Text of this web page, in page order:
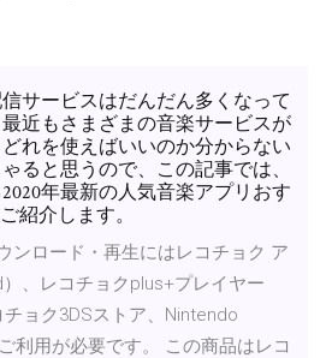
サービスはだんだん多くなって
近もさまざまの音楽サービスが
れを使えばいいのか分からない
ると思うので、この記事では、
年最新の人気音楽アプリおす
紹介します。
ンロード・再生にはレコチョク ア
、レコチョクplus+プレイヤー
チョク3DSストア、Nintendo
利用が必要です。 この商品はレコ